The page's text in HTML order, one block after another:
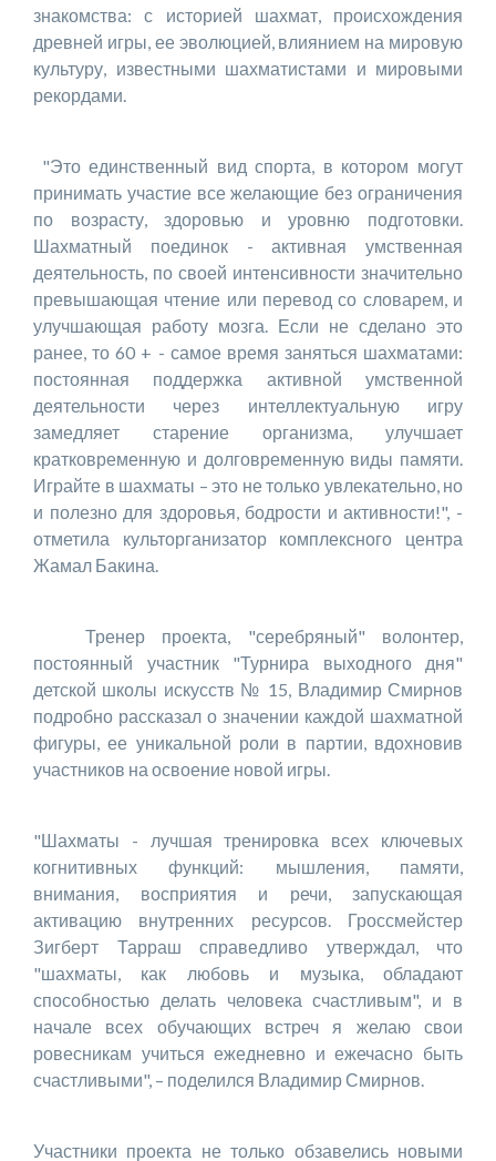
знакомства: с историей шахмат, происхождения
древней игры, ее эволюцией, влиянием на мировую
культуру, известными шахматистами и мировыми
рекордами.
"Это единственный вид спорта, в котором могут
принимать участие все желающие без ограничения
по возрасту, здоровью и уровню подготовки.
Шахматный поединок - активная умственная
деятельность, по своей интенсивности значительно
превышающая чтение или перевод со словарем, и
улучшающая работу мозга. Если не сделано это
ранее, то 60 + - самое время заняться шахматами:
постоянная поддержка активной умственной
деятельности через интеллектуальную игру
замедляет старение организма, улучшает
кратковременную и долговременную виды памяти.
Играйте в шахматы – это не только увлекательно, но
и полезно для здоровья, бодрости и активности!", -
отметила культорганизатор комплексного центра
Жамал Бакина.
Тренер проекта, "серебряный" волонтер,
постоянный участник "Турнира выходного дня"
детской школы искусств № 15, Владимир Смирнов
подробно рассказал о значении каждой шахматной
фигуры, ее уникальной роли в партии, вдохновив
участников на освоение новой игры.
"Шахматы - лучшая тренировка всех ключевых
когнитивных функций: мышления, памяти,
внимания, восприятия и речи, запускающая
активацию внутренних ресурсов. Гроссмейстер
Зигберт Тарраш справедливо утверждал, что
"шахматы, как любовь и музыка, обладают
способностью делать человека счастливым", и в
начале всех обучающих встреч я желаю свои
ровесникам учиться ежедневно и ежечасно быть
счастливыми", – поделился Владимир Смирнов.
Участники проекта не только обзавелись новыми